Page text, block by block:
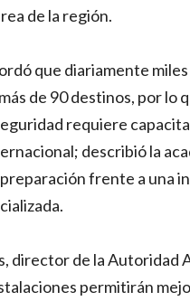
de la región.
que diariamente
de 90 destinos, por lo
requiere
describió la
frente a una
director de la Autoridad
permitirán